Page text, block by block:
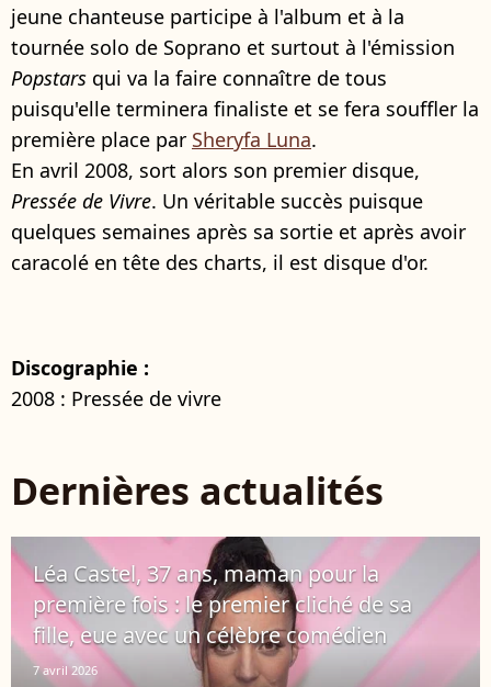
jeune chanteuse participe à l'album et à la
tournée solo de Soprano et surtout à l'émission
Popstars qui va la faire connaître de tous
puisqu'elle terminera finaliste et se fera souffler la
première place par Sheryfa Luna.
En avril 2008, sort alors son premier disque,
Pressée de Vivre. Un véritable succès puisque
quelques semaines après sa sortie et après avoir
caracolé en tête des charts, il est disque d'or.
Discographie :
2008 : Pressée de vivre
Dernières actualités
Léa Castel, 37 ans, maman pour la
première fois : le premier cliché de sa
fille, eue avec un célèbre comédien
7 avril 2026